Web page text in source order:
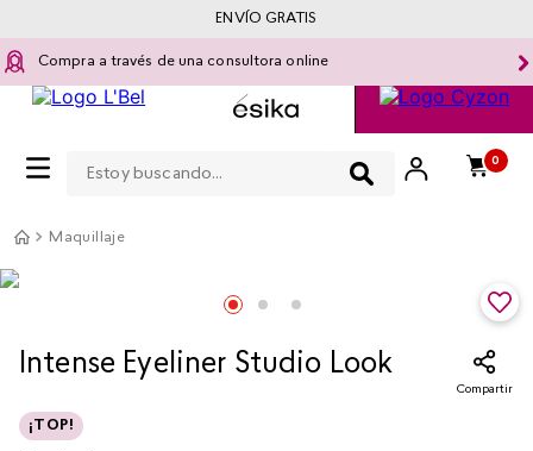
Compra a través de una consultora online
0
ENVÍO GRATIS
Maquillaje
Intense Eyeliner Studio Look
Compartir
¡TOP!